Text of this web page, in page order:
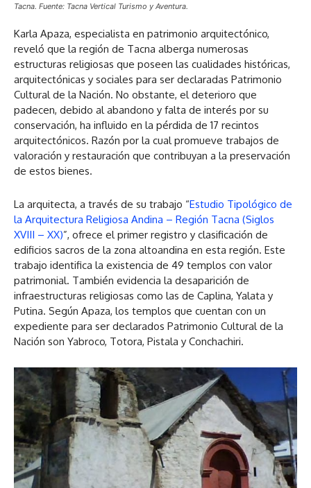
Tacna. Fuente: Tacna Vertical Turismo y Aventura.
Karla Apaza, especialista en patrimonio arquitectónico,
reveló que la región de Tacna alberga numerosas
estructuras religiosas que poseen las cualidades históricas,
arquitectónicas y sociales para ser declaradas Patrimonio
Cultural de la Nación. No obstante, el deterioro que
padecen, debido al abandono y falta de interés por su
conservación, ha influido en la pérdida de 17 recintos
arquitectónicos. Razón por la cual promueve trabajos de
valoración y restauración que contribuyan a la preservación
de estos bienes.
La arquitecta, a través de su trabajo “Estudio Tipológico de
la Arquitectura Religiosa Andina – Región Tacna (Siglos
XVIII – XX)”, ofrece el primer registro y clasificación de
edificios sacros de la zona altoandina en esta región. Este
trabajo identifica la existencia de 49 templos con valor
patrimonial. También evidencia la desaparición de
infraestructuras religiosas como las de Caplina, Yalata y
Putina. Según Apaza, los templos que cuentan con un
expediente para ser declarados Patrimonio Cultural de la
Nación son Yabroco, Totora, Pistala y Conchachiri.